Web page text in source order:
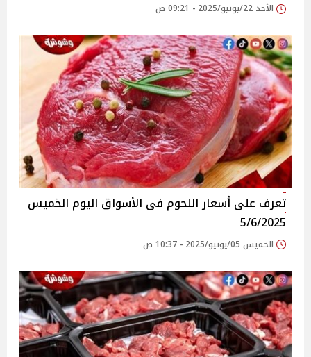
الأحد 22/يونيو/2025 - 09:21 ص
تعرف على أسعار اللحوم فى الأسواق‎‎ اليوم الخميس
5/6/2025
الخميس 05/يونيو/2025 - 10:37 ص